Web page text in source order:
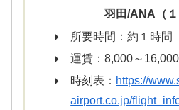
羽田/ANA（１
所要時間：約１時間
運賃：8,000～
時刻表： https://
airport.co.jp/